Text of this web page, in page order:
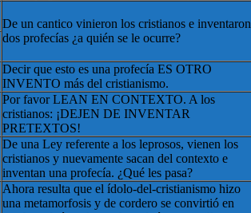
De un cantico vinieron los cristianos e inventaron
dos profecías ¿a quién se le ocurre?
Decir que esto es una profecía ES OTRO
INVENTO más del cristianismo.
Por favor LEAN EN CONTEXTO. A los
cristianos: ¡DEJEN DE INVENTAR
PRETEXTOS!
De una Ley referente a los leprosos, vienen los
cristianos y nuevamente sacan del contexto e
inventan una profecía. ¿Qué les pasa?
Ahora resulta que el ídolo-del-cristianismo hizo
una metamorfosis y de cordero se convirtió en